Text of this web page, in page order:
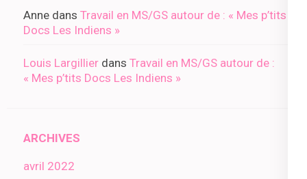
Anne dans Travail en MS/GS autour de : « Mes p’tits
Docs Les Indiens »
Louis Largillier dans Travail en MS/GS autour de :
« Mes p’tits Docs Les Indiens »
ARCHIVES
avril 2022